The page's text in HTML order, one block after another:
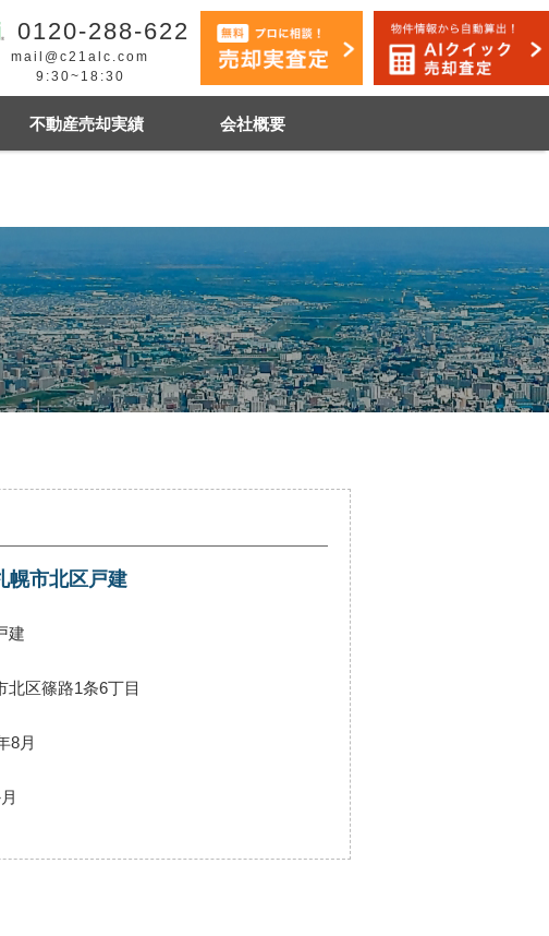
0120-288-622
mail@c21alc.com
9:30~18:30
不動産売却実績
札幌市手稲区 札幌市白石区
会社概要
幌市北区戸建
建
北区篠路1条6丁目
8月